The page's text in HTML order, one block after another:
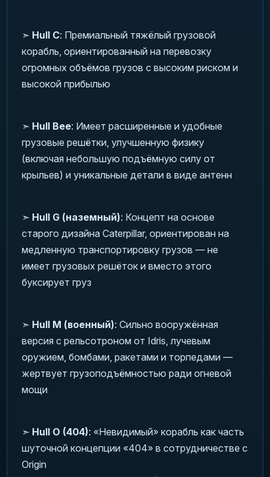
➣ Hull C: Премиальный тяжёлый грузовой
корабль, ориентированный на перевозку
огромных объёмов грузов с высоким риском и
высокой прибылью
➣ Hull Bee: Имеет расширенные и удобные
грузовые решётки, улучшенную физику
(включая небольшую подъёмную силу от
крыльев) и уникальные детали в виде антенн
➣ Hull G (наземный): Концепт на основе
старого дизайна Caterpillar, ориентирован на
медленную транспортировку грузов — не
имеет грузовых решёток и вместо этого
буксирует груз
➣ Hull M (военный): Сильно вооружённая
версия с рельсотроном от Idris, лучевым
оружием, бомбами, ракетами и торпедами —
жертвует грузоподъёмностью ради огневой
мощи
➣ Hull O (404): «Невидимый» корабль как часть
шуточной концепции «404» в сотрудничестве с
Origin